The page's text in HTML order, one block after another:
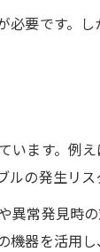
事情を深掘り
系からみた
を続ける職場
要です。
ます。例
の発生リス
常発見時
器を活用